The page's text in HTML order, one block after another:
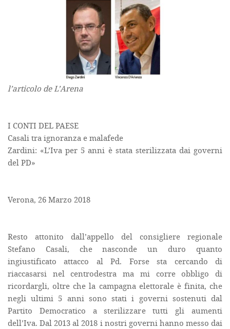
l’articolo de L’Arena
I CONTI DEL PAESE
Casali tra ignoranza e malafede
Zardini: «L’Iva per 5 anni è stata sterilizzata dai governi
del PD»
Verona, 26 Marzo 2018
Resto attonito dall’appello del consigliere regionale
Stefano Casali, che nasconde un duro quanto
ingiustificato attacco al Pd. Forse sta cercando di
riaccasarsi nel centrodestra ma mi corre obbligo di
ricordargli, oltre che la campagna elettorale è finita, che
negli ultimi 5 anni sono stati i governi sostenuti dal
Partito Democratico a sterilizzare tutti gli aumenti
dell’Iva. Dal 2013 al 2018 i nostri governi hanno messo dai